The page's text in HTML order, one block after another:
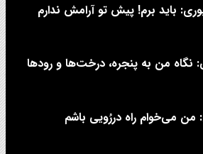
باید برم! پیش تو آرامش ندارم
نگاه من به پنجره، درخت‌ها و رودها
من می‌خوام راه دررُویی باشم